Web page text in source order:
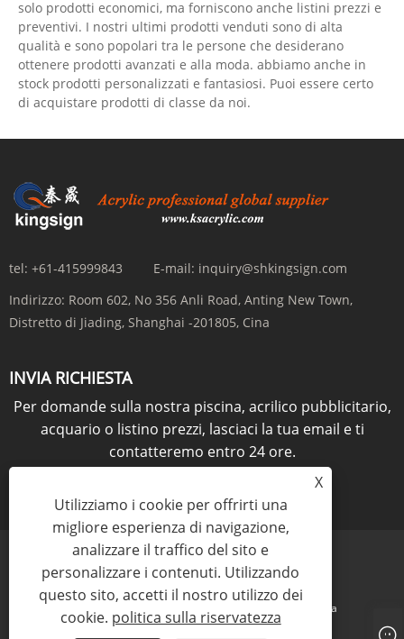
solo prodotti economici, ma forniscono anche listini prezzi e
preventivi. I nostri ultimi prodotti venduti sono di alta
qualità e sono popolari tra le persone che desiderano
ottenere prodotti avanzati e alla moda. abbiamo anche in
stock prodotti personalizzati e fantasiosi. Puoi essere certo
di acquistare prodotti di classe da noi.
tel: +61-415999843 E-mail: inquiry@shkingsign.com
Indirizzo: Room 602, No 356 Anli Road, Anting New Town,
Distretto di Jiading, Shanghai -201805, Cina
INVIA RICHIESTA
Per domande sulla nostra piscina, acrilico pubblicitario,
acquario o listino prezzi, lasciaci la tua email e ti
contatteremo entro 24 ore.
Links Sitemap XML politica sulla riservatezza
X
Utilizziamo i cookie per offrirti una
migliore esperienza di navigazione,
analizzare il traffico del sito e
personalizzare i contenuti. Utilizzando
questo sito, accetti il ​​nostro utilizzo dei
cookie. politica sulla riservatezza